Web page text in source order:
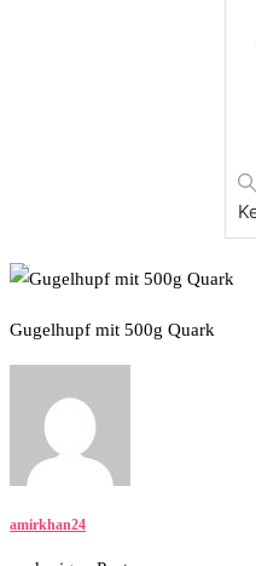
Gugelhupf mit 500g Quark
amirkhan24